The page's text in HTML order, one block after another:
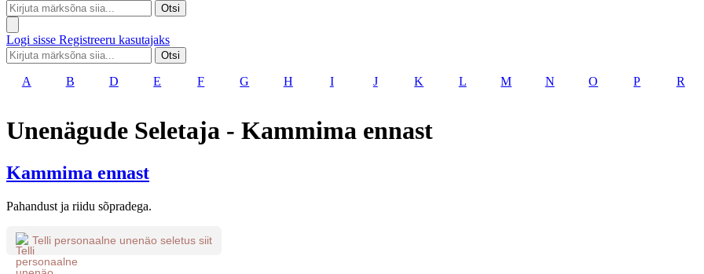
Otsi
Logi sisse Registreeru kasutajaks
Otsi
A B D E F G H I J K L M N O P R
Unenägude Seletaja - Kammima ennast
Kammima ennast
Pahandust ja riidu sõpradega.
Telli personaalne unenäo seletus siit